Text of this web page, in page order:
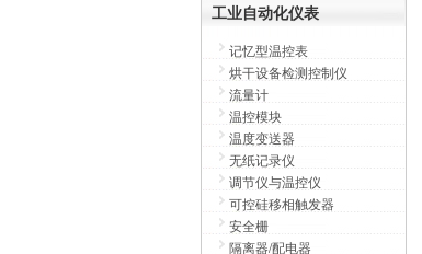
工业自动化仪表
记忆型温控表
烘干设备检测控制仪
流量计
温控模块
温度变送器
无纸记录仪
调节仪与温控仪
可控硅移相触发器
安全栅
隔离器/配电器